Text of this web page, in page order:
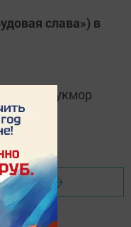
слава») в
«Кукмор